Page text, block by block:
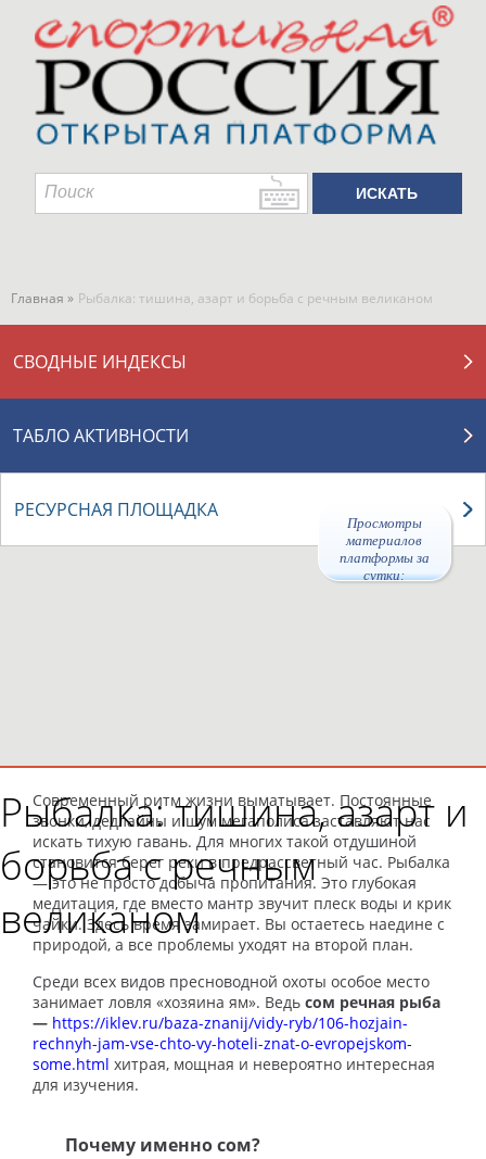
Просмотры
материалов
платформы за
сутки:
Главная » Рыбалка: тишина, азарт и борьба с речным великаном
СВОДНЫЕ ИНДЕКСЫ
ТАБЛО АКТИВНОСТИ
РЕСУРСНАЯ ПЛОЩАДКА
Рыбалка: тишина, азарт и
борьба с речным
великаном
Современный ритм жизни выматывает. Постоянные
звонки, дедлайны и шум мегаполиса заставляют нас
искать тихую гавань. Для многих такой отдушиной
становится берег реки в предрассветный час. Рыбалка
— это не просто добыча пропитания. Это глубокая
медитация, где вместо мантр звучит плеск воды и крик
чайки. Здесь время замирает. Вы остаетесь наедине с
природой, а все проблемы уходят на второй план.
Среди всех видов пресноводной охоты особое место
занимает ловля «хозяина ям». Ведь сом речная рыба
— https://iklev.ru/baza-znanij/vidy-ryb/106-hozjain-
rechnyh-jam-vse-chto-vy-hoteli-znat-o-evropejskom-
some.html хитрая, мощная и невероятно интересная
для изучения.
Почему именно сом?